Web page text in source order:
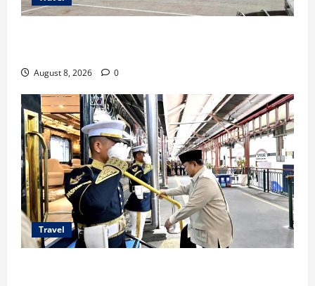
August 8, 2026 0
Travel